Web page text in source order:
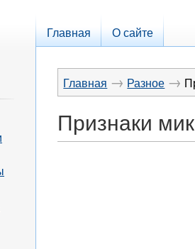
Главная О сайте
Главная → Разное →
Признаки